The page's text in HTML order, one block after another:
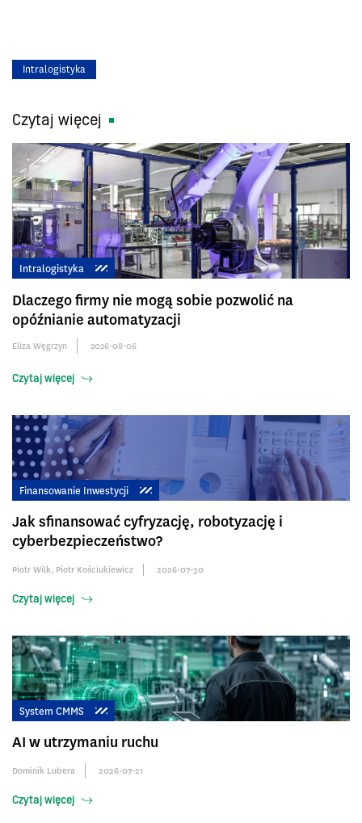
Intralogistyka
Czytaj więcej
Intralogistyka
Dlaczego firmy nie mogą sobie pozwolić na
opóźnianie automatyzacji
Eliza Węgrzyn 2026-08-06
Czytaj więcej
Finansowanie Inwestycji
Jak sfinansować cyfryzację, robotyzację i
cyberbezpieczeństwo?
Piotr Wilk, Piotr Kościukiewicz 2026-07-30
Czytaj więcej
System CMMS
AI w utrzymaniu ruchu
Dominik Lubera 2026-07-21
Czytaj więcej